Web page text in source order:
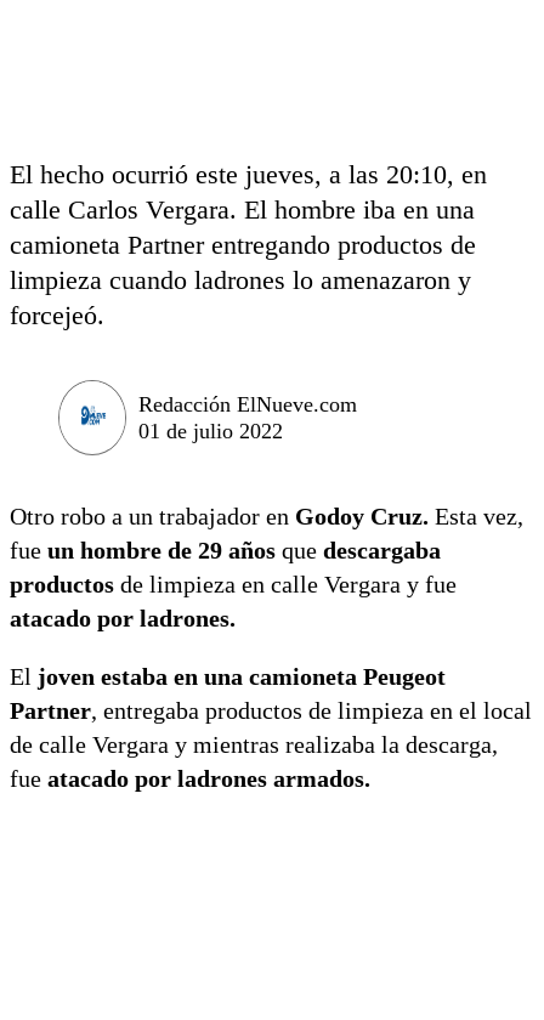
El hecho ocurrió este jueves, a las 20:10, en
calle Carlos Vergara. El hombre iba en una
camioneta Partner entregando productos de
limpieza cuando ladrones lo amenazaron y
forcejeó.
Redacción ElNueve.com
01 de julio 2022
Otro robo a un trabajador en Godoy Cruz. Esta vez,
fue un hombre de 29 años que descargaba
productos de limpieza en calle Vergara y fue
atacado por ladrones.
El joven estaba en una camioneta Peugeot
Partner, entregaba productos de limpieza en el local
de calle Vergara y mientras realizaba la descarga,
fue atacado por ladrones armados.